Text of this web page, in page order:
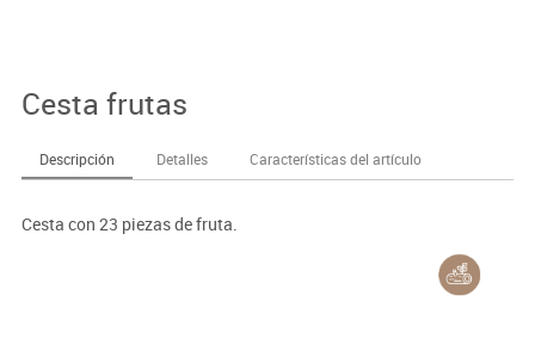
Cesta frutas
Descripción Detalles Características del artículo
Cesta con 23 piezas de fruta.